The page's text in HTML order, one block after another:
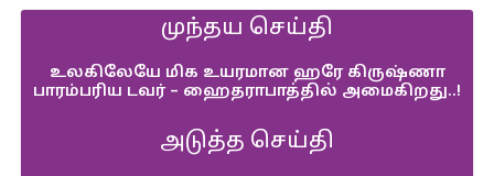
முந்தய செய்தி
உல​கிலேயே மிக உயர​மான ஹரே கிருஷ்ணா
பாரம்பரிய டவர் – ஹைத​ரா​பாத்​தில் அமைகிறது..!
அடுத்த செய்தி